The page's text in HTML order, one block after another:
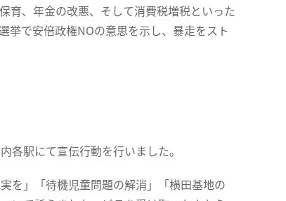
育、年金の改悪、そして消費税増税といった
挙で安倍政権NOの意思を示し、暴走をスト
駅にて宣伝行動を行いました。
を」「待機児童問題の解消」「横田基地の